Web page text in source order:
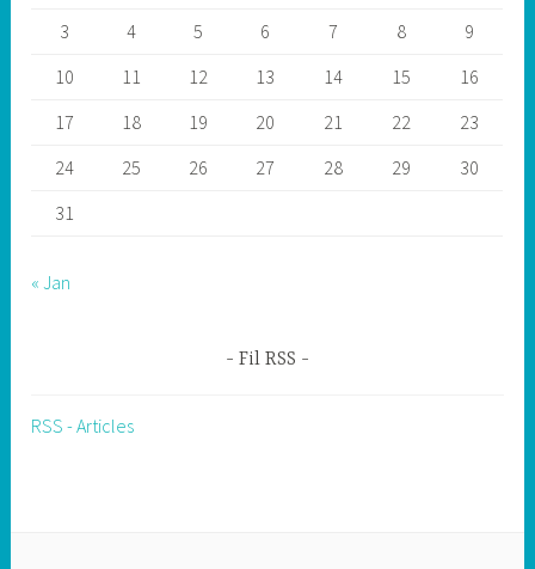
3
4 5 6 7 8
9
10
11 12 13 14 15
16
17
18 19 20 21 22
23
24
25 26 27 28 29
30
31
« Jan
Fil RSS
RSS - Articles